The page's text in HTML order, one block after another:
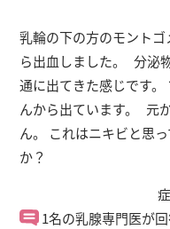
乳輪の下の方のモント
ら出血しました。 分泌
通に出てきた感じです
んから出ています。 元
ん。 これはニキビと思
か？
1名の乳腺専門医が